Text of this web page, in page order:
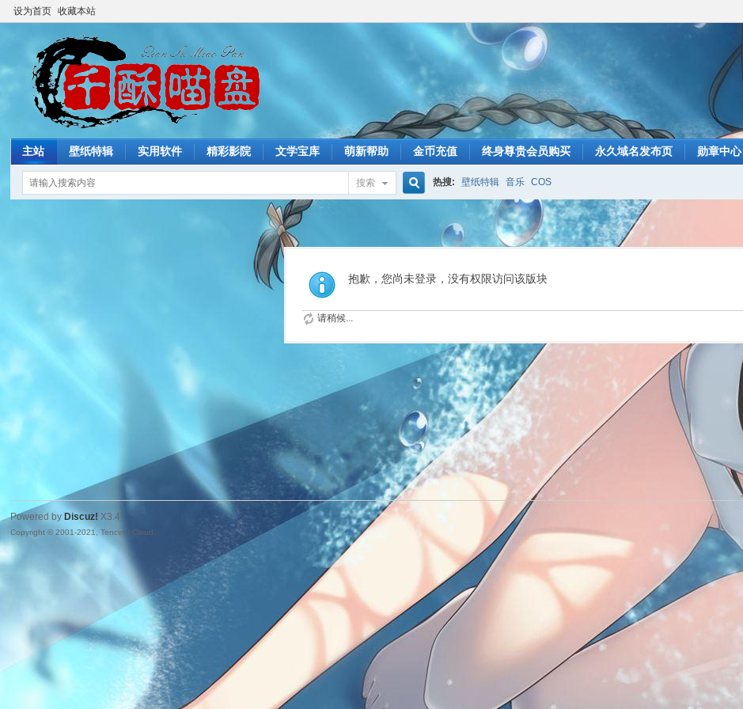
设为首页 收藏本站
主站 壁纸特辑 实用软件 精彩影院 文学宝库 萌新帮助 金币充值 终身尊贵会员购买 永久域名发布页 勋章中心
搜索
索
热搜: 壁纸特辑 音乐 COS
抱歉，您尚未登录，没有权限访问该版块
请稍候...
Powered by Discuz! X3.4
Copyright © 2001-2021, Tencent Cloud.